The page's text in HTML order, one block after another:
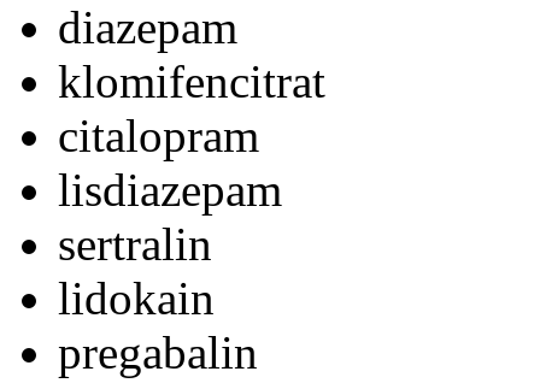
diazepam
klomifencitrat
citalopram
lisdiazepam
sertralin
lidokain
pregabalin